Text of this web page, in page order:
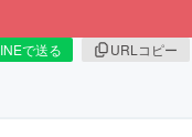
で送る URLコピー